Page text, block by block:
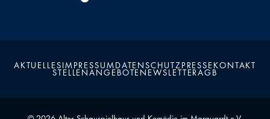
AKTUELLESIMPRESSUMDATENSCHUTZPRESSE KONTAKT
STELLENANGEBOTE NEWSLETTERAGB